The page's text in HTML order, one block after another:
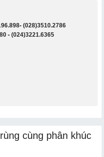
- (028)3510.2786
- (024)3221.6365
cùng phân khúc